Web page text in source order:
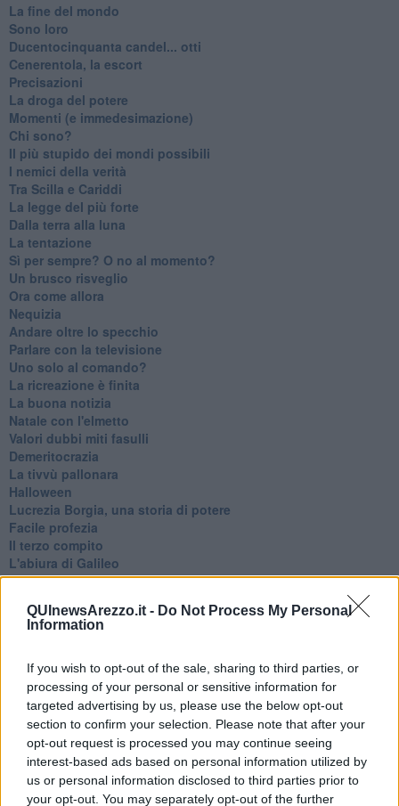
QUInewsArezzo.it - Do Not Process My Personal
Information
If you wish to opt-out of the sale, sharing to third parties, or
processing of your personal or sensitive information for
targeted advertising by us, please use the below opt-out
section to confirm your selection. Please note that after your
opt-out request is processed you may continue seeing
interest-based ads based on personal information utilized by
us or personal information disclosed to third parties prior to
your opt-out. You may separately opt-out of the further
La fine del mondo
Sono loro
Ducentocinquanta candel... otti
Cenerentola, la escort
Precisazioni
La droga del potere
Momenti (e immedesimazione)
Chi sono?
Il più stupido dei mondi possibili
I nemici della verità
Tra Scilla e Cariddi
La legge del più forte
Dalla terra alla luna
La tentazione
​Sì per sempre? O no al momento?
Un brusco risveglio
Ora come allora
Nequizia
Andare oltre lo specchio
Parlare con la televisione
Uno solo al comando?
La ricreazione è finita
La buona notizia
Natale con l'elmetto
Valori dubbi miti fasulli
Demeritocrazia
La tivvù pallonara
Halloween
​Lucrezia Borgia, una storia di potere
Facile profezia
Il terzo compito
L'abiura di Galileo
Fu vera gloria?
La truffa all'anziano
Alla fermata dell'autobus
Diseducazione televisiva e inerzia della politica
Foto storica
Esequie solenni
Nostalgia del sangue blu
Teste calde
Non avere e non essere
Armiamoci e... avviatevi
Da Capodanno a Carnevale